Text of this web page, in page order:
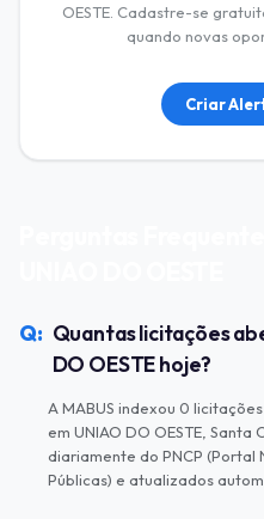
OESTE. Cadastre-se
quando novas
Criar
Quantas licitações
DO OESTE hoje?
A MABUS indexou 0
em UNIAO DO OESTE,
diariamente do PNCP
Públicas) e atualizados